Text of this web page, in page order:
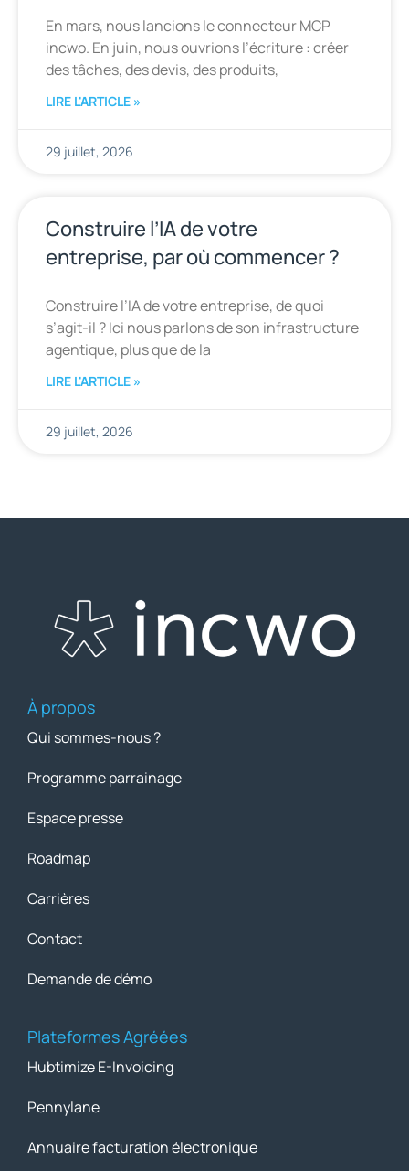
En mars, nous lancions le connecteur MCP
incwo. En juin, nous ouvrions l’écriture : créer
des tâches, des devis, des produits,
LIRE L'ARTICLE »
29 juillet, 2026
Construire l’IA de votre
entreprise, par où commencer ?
Construire l’IA de votre entreprise, de quoi
s’agit-il ? Ici nous parlons de son infrastructure
agentique, plus que de la
LIRE L'ARTICLE »
29 juillet, 2026
À propos
Qui sommes-nous ?
Programme parrainage
Espace presse
Roadmap
Carrières
Contact
Demande de démo
Plateformes Agréées
Hubtimize E-Invoicing
Pennylane
Annuaire facturation électronique